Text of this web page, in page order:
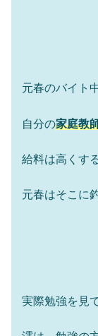
元春のバイト
自分の家庭教
給料は高くす
元春はそこに
実際勉強を見